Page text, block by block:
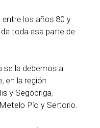
entre los años 80 y
toda esa parte de
se la debemos a
en la región
y Segóbriga,
Pío y Sertorio.